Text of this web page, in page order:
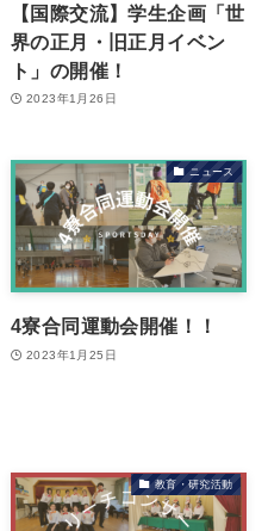
【国際交流】学生企画「世
界の正月・旧正月イベン
ト」の開催！
2023年1月26日
ニュース
4寮合同運動会開催！！
2023年1月25日
教育・研究活動